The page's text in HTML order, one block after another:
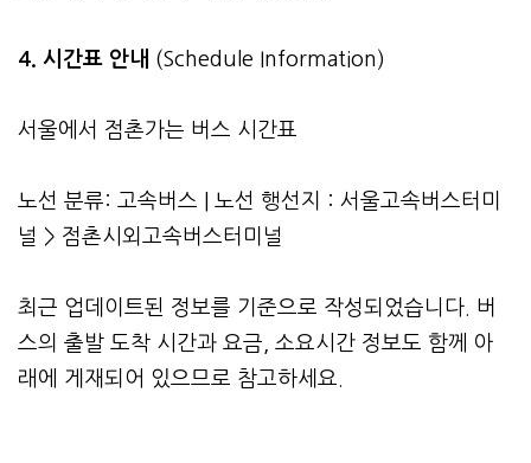
4. 시간표 안내 (Schedule Information)
서울에서 점촌가는 버스 시간표
노선 분류: 고속버스 | 노선 행선지 : 서울고속버스터미
널 > 점촌시외고속버스터미널
최근 업데이트된 정보를 기준으로 작성되었습니다. 버
스의 출발 도착 시간과 요금, 소요시간 정보도 함께 아
래에 게재되어 있으므로 참고하세요.